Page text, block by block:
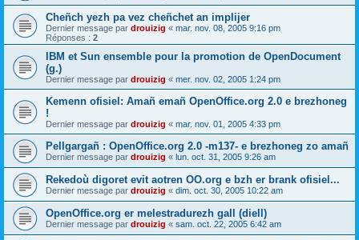
Cheñch yezh pa vez cheñchet an implijer
Dernier message par drouizig « mar. nov. 08, 2005 9:16 pm
Réponses : 2
IBM et Sun ensemble pour la promotion de OpenDocument
(g.)
Dernier message par drouizig « mer. nov. 02, 2005 1:24 pm
Kemenn ofisiel: Amañ emañ OpenOffice.org 2.0 e brezhoneg
!
Dernier message par drouizig « mar. nov. 01, 2005 4:33 pm
Pellgargañ : OpenOffice.org 2.0 -m137- e brezhoneg zo amañ
Dernier message par drouizig « lun. oct. 31, 2005 9:26 am
Rekedoù digoret evit aotren OO.org e bzh er brank ofisiel...
Dernier message par drouizig « dim. oct. 30, 2005 10:22 am
OpenOffice.org er melestradurezh gall (diell)
Dernier message par drouizig « sam. oct. 22, 2005 6:42 am